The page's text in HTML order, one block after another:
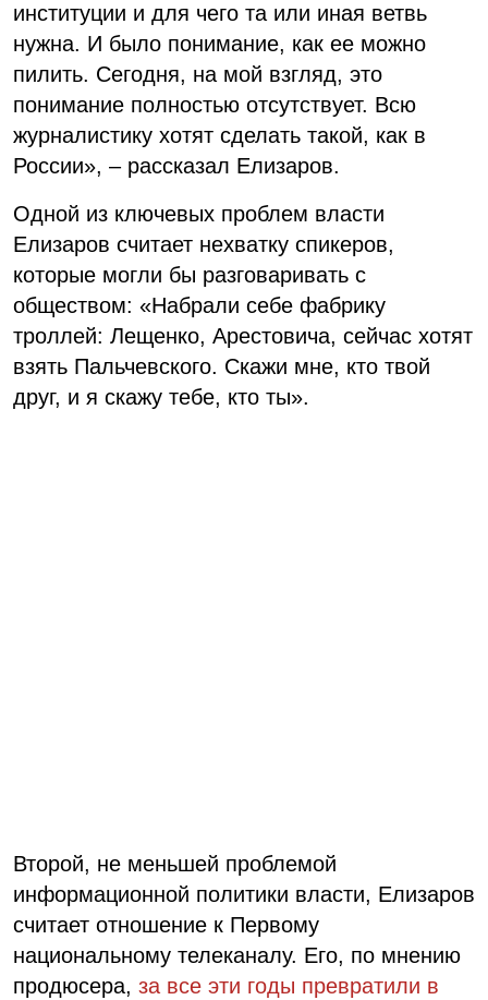
институции и для чего та или иная ветвь
нужна. И было понимание, как ее можно
пилить. Сегодня, на мой взгляд, это
понимание полностью отсутствует. Всю
журналистику хотят сделать такой, как в
России», – рассказал Елизаров.
Одной из ключевых проблем власти
Елизаров считает нехватку спикеров,
которые могли бы разговаривать с
обществом: «Набрали себе фабрику
троллей: Лещенко, Арестовича, сейчас хотят
взять Пальчевского. Скажи мне, кто твой
друг, и я скажу тебе, кто ты».
Второй, не меньшей проблемой
информационной политики власти, Елизаров
считает отношение к Первому
национальному телеканалу. Его, по мнению
продюсера, за все эти годы превратили в